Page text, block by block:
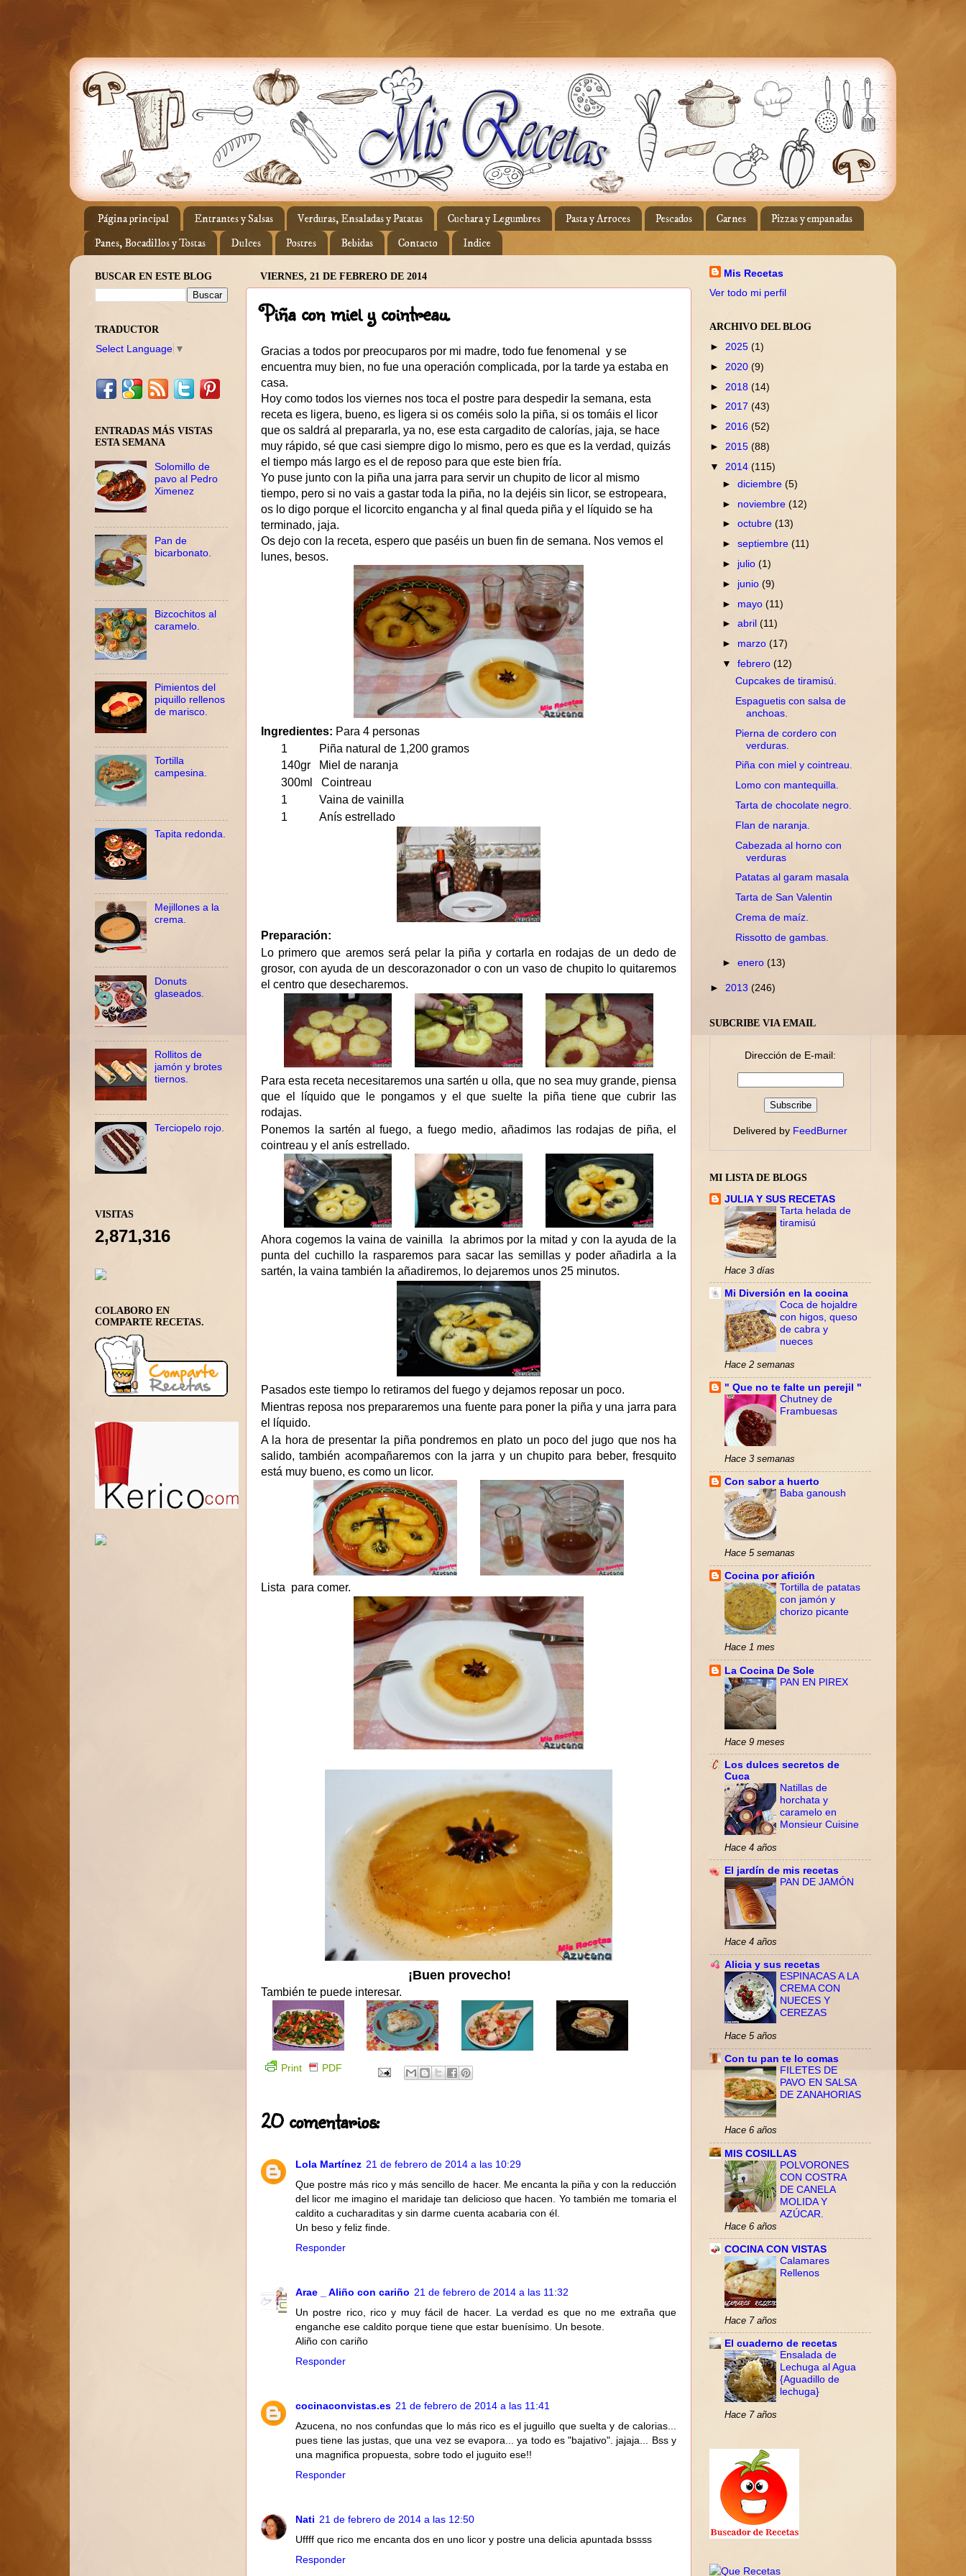
Página principal Entrantes y Salsas Verduras, Ensaladas y Patatas Cuchara y Legumbres Pasta y Arroces Pescados Carnes
Pizzas y empanadas
Panes, Bocadillos y Tostas
Dulces Postres Bebidas Contacto Indice
VIERNES, 21 DE FEBRERO DE 2014
Piña con miel y cointreau.
Gracias a todos por preocuparos por mi madre, todo fue fenomenal y se
encuentra muy bien, no fue una operación complicada, por la tarde ya estaba en
casa.
Hoy como todos los viernes nos toca el postre para despedir la semana, esta
receta es ligera, bueno, es ligera si os coméis solo la piña, si os tomáis el licor
que os saldrá al prepararla, ya no, ese esta cargadito de calorías, jaja, se hace
muy rápido, sé que casi siempre digo lo mismo, pero es que es la verdad, quizás
el tiempo más largo es el de reposo para que este bien fría.
Yo puse junto con la piña una jarra para servir un chupito de licor al mismo
tiempo, pero si no vais a gastar toda la piña, no la dejéis sin licor, se estropeara,
os lo digo porque el licorcito engancha y al final queda piña y el líquido se ha
terminado, jaja.
Os dejo con la receta, espero que paséis un buen fin de semana. Nos vemos el
lunes, besos.
Ingredientes: Para 4 personas
1 Piña natural de 1,200 gramos
140gr Miel de naranja
300ml Cointreau
1 Vaina de vainilla
1 Anís estrellado
Preparación:
Lo primero que aremos será pelar la piña y cortarla en rodajas de un dedo de
grosor, con ayuda de un descorazonador o con un vaso de chupito lo quitaremos
el centro que desecharemos.
Para esta receta necesitaremos una sartén u olla, que no sea muy grande, piensa
que el líquido que le pongamos y el que suelte la piña tiene que cubrir las
rodajas.
Ponemos la sartén al fuego, a fuego medio, añadimos las rodajas de piña, el
cointreau y el anís estrellado.
Ahora cogemos la vaina de vainilla la abrimos por la mitad y con la ayuda de la
punta del cuchillo la rasparemos para sacar las semillas y poder añadirla a la
sartén, la vaina también la añadiremos, lo dejaremos unos 25 minutos.
Pasados este tiempo lo retiramos del fuego y dejamos reposar un poco.
Mientras reposa nos prepararemos una fuente para poner la piña y una jarra para
el líquido.
A la hora de presentar la piña pondremos en plato un poco del jugo que nos ha
salido, también acompañaremos con la jarra y un chupito para beber, fresquito
está muy bueno, es como un licor.
Lista para comer.
¡Buen provecho!
También te puede interesar.
Print PDF
20 comentarios:
Lola Martínez 21 de febrero de 2014 a las 10:29
Que postre más rico y más sencillo de hacer. Me encanta la piña y con la reducción
del licor me imagino el maridaje tan delicioso que hacen. Yo también me tomaria el
caldito a cucharaditas y sin darme cuenta acabaria con él.
Un beso y feliz finde.
Responder
Arae _ Aliño con cariño 21 de febrero de 2014 a las 11:32
Un postre rico, rico y muy fácil de hacer. La verdad es que no me extraña que
enganche ese caldito porque tiene que estar buenísimo. Un besote.
Aliño con cariño
Responder
cocinaconvistas.es 21 de febrero de 2014 a las 11:41
Azucena, no nos confundas que lo más rico es el juguillo que suelta y de calorias...
pues tiene las justas, que una vez se evapora... ya todo es "bajativo". jajaja... Bss y
una magnifica propuesta, sobre todo el juguito ese!!
Responder
Nati 21 de febrero de 2014 a las 12:50
Uffff que rico me encanta dos en uno licor y postre una delicia apuntada bssss
Responder
BUSCAR EN ESTE BLOG
TRADUCTOR
Select Language ▼
ENTRADAS MÁS VISTAS
ESTA SEMANA
Solomillo de
pavo al Pedro
Ximenez
Pan de
bicarbonato.
Bizcochitos al
caramelo.
Pimientos del
piquillo rellenos
de marisco.
Tortilla
campesina.
Tapita redonda.
Mejillones a la
crema.
Donuts
glaseados.
Rollitos de
jamón y brotes
tiernos.
Terciopelo rojo.
VISITAS
2,871,316
COLABORO EN
COMPARTE RECETAS.
Mis Recetas
Ver todo mi perfil
ARCHIVO DEL BLOG
► 2025 (1)
► 2020 (9)
► 2018 (14)
► 2017 (43)
► 2016 (52)
► 2015 (88)
▼ 2014 (115)
►diciembre(5)
► noviembre(12)
►octubre(13)
►septiembre(11)
► julio(1)
► junio(9)
► mayo(11)
►abril(11)
► marzo(17)
▼febrero(12)
Cupcakes de tiramisú.
Espaguetis con salsa de
anchoas.
Pierna de cordero con
verduras.
Piña con miel y cointreau.
Lomo con mantequilla.
Tarta de chocolate negro.
Flan de naranja.
Cabezada al horno con
verduras
Patatas al garam masala
Tarta de San Valentin
Crema de maíz.
Rissotto de gambas.
►enero(13)
► 2013 (246)
SUBCRIBE VIA EMAIL
Dirección de E-mail:
Delivered by FeedBurner
MI LISTA DE BLOGS
JULIA Y SUS RECETAS
Tarta helada de
tiramisú
Hace 3 días
Mi Diversión en la cocina
Coca de hojaldre
con higos, queso
de cabra y
nueces
Hace 2 semanas
" Que no te falte un perejil "
Chutney de
Frambuesas
Hace 3 semanas
Con sabor a huerto
Baba ganoush
Hace 5 semanas
Cocina por afición
Tortilla de patatas
con jamón y
chorizo picante
Hace 1 mes
La Cocina De Sole
PAN EN PIREX
Hace 9 meses
Los dulces secretos de
Cuca
Natillas de
horchata y
caramelo en
Monsieur Cuisine
Hace 4 años
El jardín de mis recetas
PAN DE JAMÓN
Hace 4 años
Alicia y sus recetas
ESPINACAS A LA
CREMA CON
NUECES Y
CEREZAS
Hace 5 años
Con tu pan te lo comas
FILETES DE
PAVO EN SALSA
DE ZANAHORIAS
Hace 6 años
MIS COSILLAS
POLVORONES
CON COSTRA
DE CANELA
MOLIDA Y
AZÚCAR.
Hace 6 años
COCINA CON VISTAS
Calamares
Rellenos
Hace 7 años
El cuaderno de recetas
Ensalada de
Lechuga al Agua
{Aguadillo de
lechuga}
Hace 7 años